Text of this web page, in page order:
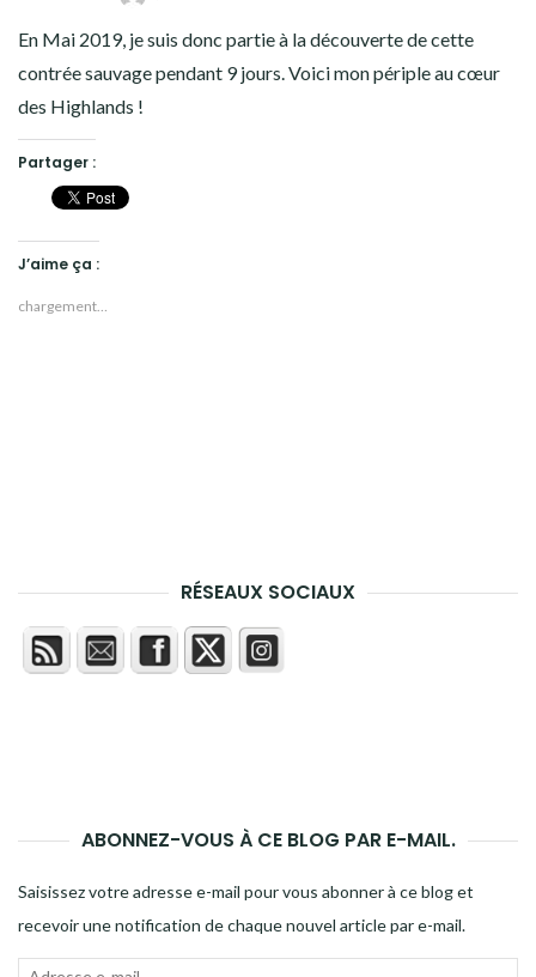
En Mai 2019, je suis donc partie à la découverte de cette
contrée sauvage pendant 9 jours. Voici mon périple au cœur
des Highlands !
Partager :
J’aime ça :
chargement…
RÉSEAUX SOCIAUX
ABONNEZ-VOUS À CE BLOG PAR E-MAIL.
Saisissez votre adresse e-mail pour vous abonner à ce blog et
recevoir une notification de chaque nouvel article par e-mail.
Adresse